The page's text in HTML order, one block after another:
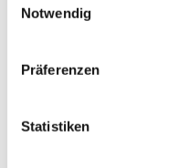
Notwendig
Präferenzen
Statistiken